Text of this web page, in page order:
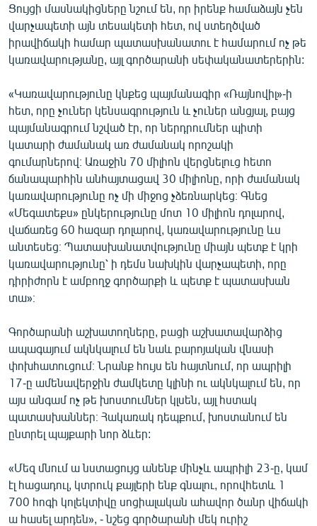
Ցույցի մասնակիցները նշում են, որ իրենք համաձայն չեն
վարչապետի այն տեսակետի հետ, ով ստեղծված
իրավիճակի համար պատասխանատու է համարում ոչ թե
կառավարությանը, այլ գործարանի սեփականատերերին:
«Կառավարությունը կնքեց պայմանագիր «Ռայնովիլ»-ի
հետ, որը չուներ կենսագրություն և չուներ անցյալ, բայց
պայմանագրում նշված էր, որ ներդրումներ պիտի
կատարի ժամանակ առ ժամանակ որոշակի
գումարներով։ Առաջին 70 միլիոն վերցնելուց հետո
ճանապարհին անհայտացավ 30 միլիոնը, որի ժամանակ
կառավարությունը ոչ մի միջոց չձեռնարկեց։ Գնեց
«Մեգատեքս» ընկերությունը մոտ 10 միլիոն դոլարով,
վաճառեց 60 հազար դոլարով, կառավարությունը ևս
անտեսեց։ Պատասխանատվությունը միայն պետք է կրի
կառավարությունը՝ ի դեմս նախկին վարչապետի, որը
դիրիժորն է ամբողջ գործարքի և պետք է պատասխան
տա»։
Գործարանի աշխատողները, բացի աշխատավարձից
ապագայում ակնկալում են նաև բարոյական վնասի
փոխհատուցում։ Նրանք հույս են հայտնում, որ ապրիլի
17-ը ամենավերջին ժամկետը կլինի ու ակնկալում են, որ
այս անգամ ոչ թե խոստումներ կլսեն, այլ հստակ
պատասխաններ։ Հակառակ դեպքում, խոստանում են
ընտրել պայքարի նոր ձևեր:
«Մեզ մնում ա նստացույց անենք մինչև ապրիլի 23-ը, կամ
էլ հացադուլ, կտրուկ քայլերի ենք գնալու, որովհետև 1
700 հոգի կոլեկտիվը սոցիալական ահավոր ծանր վիճակի
ա հասել արդեն», - նշեց գործարանի մեկ ուրիշ